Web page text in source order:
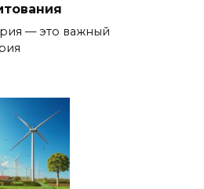
— это важный